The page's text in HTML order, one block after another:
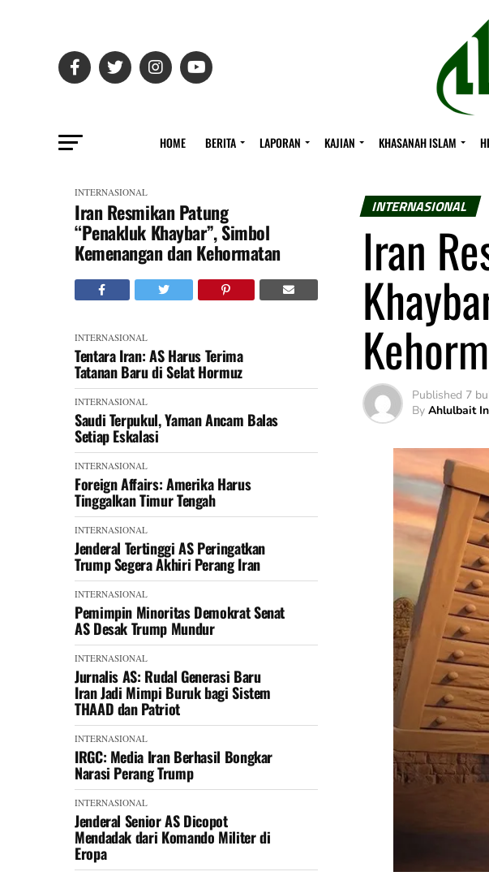
HOME BERITA LAPORAN KAJIAN KHASANAH ISLAM
INTERNASIONAL
Iran Resmikan Patung
“Penakluk Khaybar”, Simbol
Kemenangan dan Kehormatan
INTERNASIONAL
Tentara Iran: AS Harus Terima
Tatanan Baru di Selat Hormuz
INTERNASIONAL
Saudi Terpukul, Yaman Ancam Balas
Setiap Eskalasi
INTERNASIONAL
Foreign Affairs: Amerika Harus
Tinggalkan Timur Tengah
INTERNASIONAL
Jenderal Tertinggi AS Peringatkan
Trump Segera Akhiri Perang Iran
INTERNASIONAL
Pemimpin Minoritas Demokrat Senat
AS Desak Trump Mundur
INTERNASIONAL
Jurnalis AS: Rudal Generasi Baru
Iran Jadi Mimpi Buruk bagi Sistem
THAAD dan Patriot
INTERNASIONAL
IRGC: Media Iran Berhasil Bongkar
Narasi Perang Trump
INTERNASIONAL
Jenderal Senior AS Dicopot
Mendadak dari Komando Militer di
Eropa
INTERNASIONAL
Iran
Published 7
By Ahlulbait